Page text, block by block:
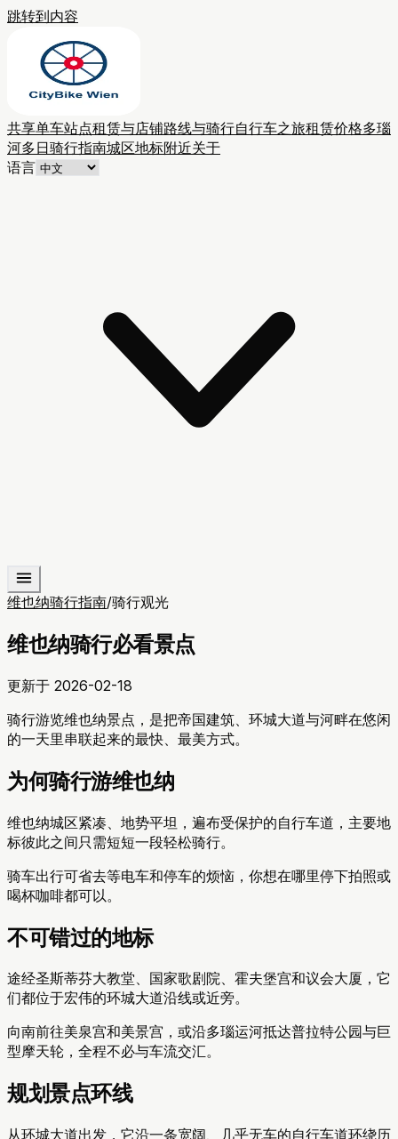
跳转到内容
共享单车站点租赁与店铺路线与骑行自行车之旅租赁价格多瑙
河多日骑行指南城区地标附近关于
语言
维也纳骑行指南/骑行观光
维也纳骑行必看景点
更新于 2026-02-18
骑行游览维也纳景点，是把帝国建筑、环城大道与河畔在悠闲
的一天里串联起来的最快、最美方式。
为何骑行游维也纳
维也纳城区紧凑、地势平坦，遍布受保护的自行车道，主要地
标彼此之间只需短短一段轻松骑行。
骑车出行可省去等电车和停车的烦恼，你想在哪里停下拍照或
喝杯咖啡都可以。
不可错过的地标
途经圣斯蒂芬大教堂、国家歌剧院、霍夫堡宫和议会大厦，它
们都位于宏伟的环城大道沿线或近旁。
向南前往美泉宫和美景宫，或沿多瑙运河抵达普拉特公园与巨
型摩天轮，全程不必与车流交汇。
规划景点环线
从环城大道出发，它沿一条宽阔、几乎无车的自行车道环绕历